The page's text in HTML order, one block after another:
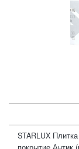
STARLUX